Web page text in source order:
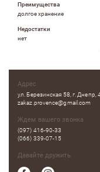
Преимущества
долгое хранение
Недостатки
нет
Адрес
ул. Березинская 58, г. Днепр,
zakaz.provence@gmail.com
Ждем вашего звонка
(097) 416-90-33
(066) 339-07-15
Давайте дружить